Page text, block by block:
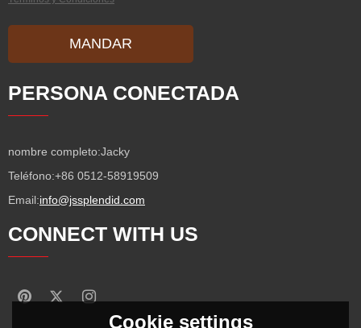
MANDAR
PERSONA CONECTADA
nombre completo:Jacky
Teléfono:+86 0512-58919509
Email:info@jssplendid.com
CONNECT WITH US
Cookie settings